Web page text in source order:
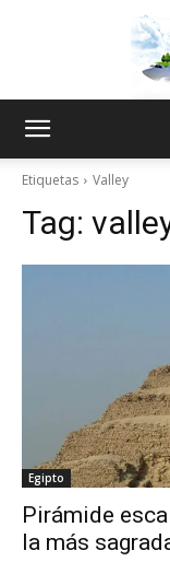
Etiquetas Valley
Tag:
Egipto
Pirámide
la más